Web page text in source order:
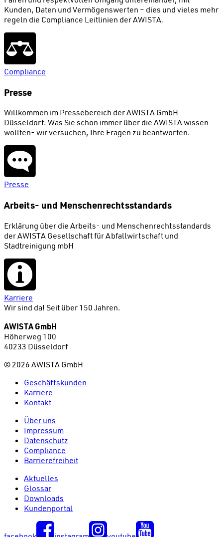
Kunden, Daten und Vermögenswerten – dies und vieles mehr
regeln die Compliance Leitlinien der AWISTA.
Compliance
Presse
Willkommen im Pressebereich der AWISTA GmbH
Düsseldorf. Was Sie schon immer über die AWISTA wissen
wollten- wir versuchen, Ihre Fragen zu beantworten.
Presse
Arbeits- und Menschenrechtsstandards
Erklärung über die Arbeits- und Menschenrechtsstandards
der AWISTA Gesellschaft für Abfallwirtschaft und
Stadtreinigung mbH
Karriere
Wir sind da! Seit über 150 Jahren.
AWISTA GmbH
Höherweg 100
40233 Düsseldorf
© 2026 AWISTA GmbH
Geschäftskunden
Karriere
Kontakt
Über uns
Impressum
Datenschutz
Compliance
Barrierefreiheit
Aktuelles
Glossar
Downloads
Kundenportal